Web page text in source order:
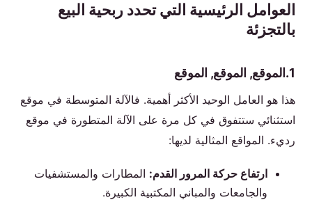
العوامل الرئيسية التي تحدد ربحية البيع
بالتجزئة
1.الموقع, الموقع, الموقع
هذا هو العامل الوحيد الأكثر أهمية. فالآلة المتوسطة في موقع
استثنائي ستتفوق في كل مرة على الآلة المتطورة في موقع
رديء. المواقع المثالية لديها:
ارتفاع حركة المرور القدم: المطارات والمستشفيات
والجامعات والمباني المكتبية الكبيرة.